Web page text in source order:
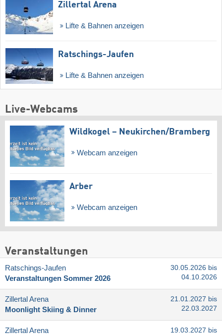
Zillertal Arena
Lifte & Bahnen anzeigen
Ratschings-Jaufen
Lifte & Bahnen anzeigen
Live-Webcams
Wildkogel – Neukirchen/​Bramberg
Webcam anzeigen
Arber
Webcam anzeigen
Veranstaltungen
Ratschings-Jaufen
Veranstaltungen Sommer 2026
30.05.2026 bis
04.10.2026
Zillertal Arena
Moonlight Skiing & Dinner
21.01.2027 bis
22.03.2027
Zillertal Arena
19.03.2027 bis